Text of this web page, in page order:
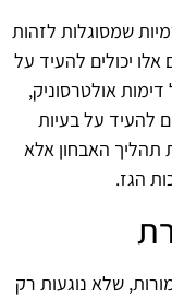
שמסוגלות לזהות
אלו יכולים להעיד על
דימות אולטרסוניק,
להעיד על בעיות
תהליך האבחון אלא
הגז.
שלא נוגעות רק